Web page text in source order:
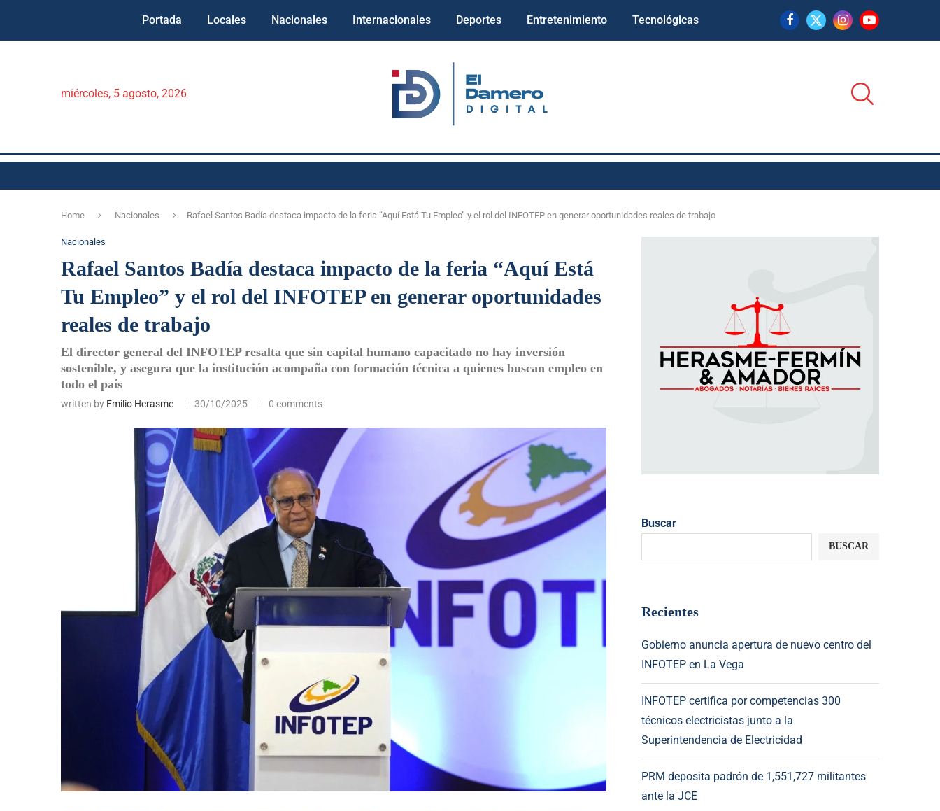
Portada Locales Nacionales Internacionales Deportes Entretenimiento Tecnológicas
miércoles, 5 agosto, 2026
Home Nacionales Rafael Santos Badía destaca impacto de la feria “Aquí Está Tu Empleo” y el rol del INFOTEP en generar oportunidades reales de trabajo
Nacionales
Rafael Santos Badía destaca impacto de la feria “Aquí Está
Tu Empleo” y el rol del INFOTEP en generar oportunidades
reales de trabajo
El director general del INFOTEP resalta que sin capital humano capacitado no hay inversión
sostenible, y asegura que la institución acompaña con formación técnica a quienes buscan empleo en
todo el país
written by Emilio Herasme 30/10/2025 0 comments
Buscar
BUSCAR
Recientes
Gobierno anuncia apertura de nuevo centro del
INFOTEP en La Vega
INFOTEP certifica por competencias 300
técnicos electricistas junto a la
Superintendencia de Electricidad
PRM deposita padrón de 1,551,727 militantes
ante la JCE